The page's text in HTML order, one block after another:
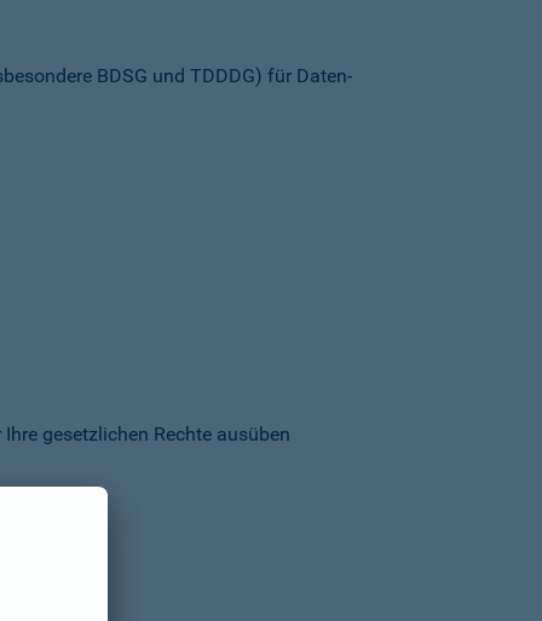
BDSG und TDDDG) für Daten­
gesetzlichen Rechte ausüben